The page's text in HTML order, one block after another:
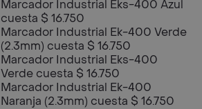
Marcador Industrial Eks-400 Azul
cuesta $ 16.750
Marcador Industrial Ek-400 Verde
(2.3mm) cuesta $ 16.750
Marcador Industrial Eks-400
Verde cuesta $ 16.750
Marcador Industrial Ek-400
Naranja (2.3mm) cuesta $ 16.750